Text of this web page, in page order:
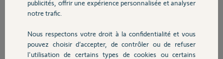
Domotique
Chauffage
> "Accès limité dans le temps" -> "Définir des créneaux hebdomadaires"
jours, réglez la plage horaire.
publicités, offrir une expérience personnalisée et analyser
notre trafic.
Nous respectons votre droit à la confidentialité et vous
pouvez choisir d’accepter, de contrôler ou de refuser
l'utilisation de certains types de cookies ou certains